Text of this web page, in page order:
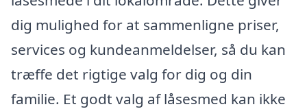
dig mulighed for at sammenligne priser,
services og kundeanmeldelser, så du kan
træffe det rigtige valg for dig og din
familie. Et godt valg af låsesmed kan ikke